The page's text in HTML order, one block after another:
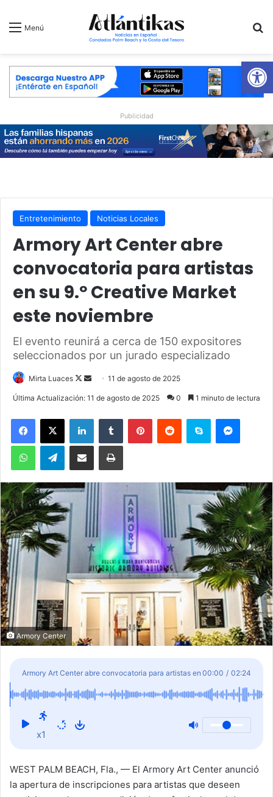
Menú
Publicidad
Entretenimiento Noticias Locales
Armory Art Center abre
convocatoria para artistas
en su 9.º Creative Market
este noviembre
El evento reunirá a cerca de 150 expositores
seleccionados por un jurado especializado
Mirta Luaces
F
l
o
n
X
d
m
l
11 de agosto de 2025
Última Actualización: 11 de agosto de 2025 0 1 minuto de lectura
Telegram
Armory Center
Armory Art Center abre convocatoria para artistas en
su 9.º Creative Market este noviembre
00:00 / 02:24
x1
WEST PALM BEACH, Fla., — El Armory Art Center anunció
la apertura de inscripciones para artistas que deseen